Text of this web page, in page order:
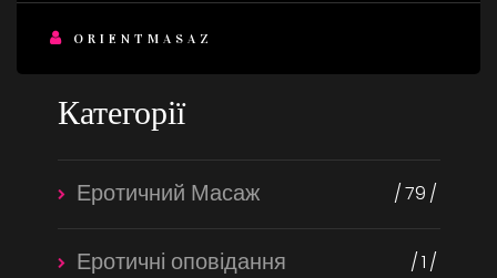
ORIENTMASAZ
Категорії
Еротичний Масаж 79
Еротичні оповідання 1